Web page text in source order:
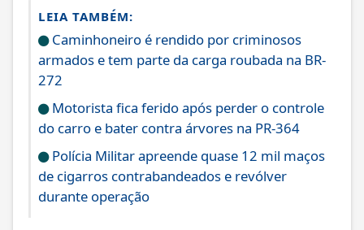
LEIA TAMBÉM:
Caminhoneiro é rendido por criminosos
armados e tem parte da carga roubada na BR-
272
Motorista fica ferido após perder o controle
do carro e bater contra árvores na PR-364
Polícia Militar apreende quase 12 mil maços
de cigarros contrabandeados e revólver
durante operação